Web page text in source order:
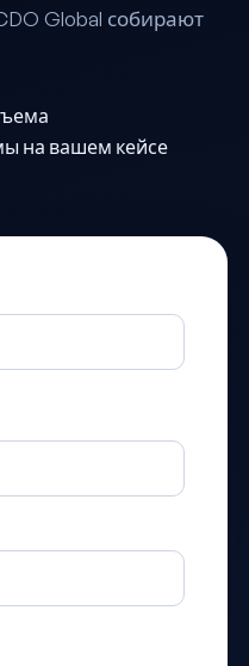
Global собирают
на вашем кейсе